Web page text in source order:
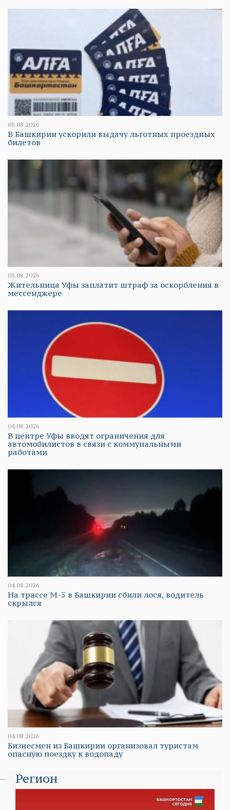
05.08.2026
В Башкирии ускорили выдачу льготных проездных
билетов
05.08.2026
Жительница Уфы заплатит штраф за оскорбления в
мессенджере
04.08.2026
В центре Уфы вводят ограничения для
автомобилистов в связи с коммунальными
работами
04.08.2026
На трассе М-5 в Башкирии сбили лося, водитель
скрылся
04.08.2026
Бизнесмен из Башкирии организовал туристам
опасную поездку к водопаду
Регион